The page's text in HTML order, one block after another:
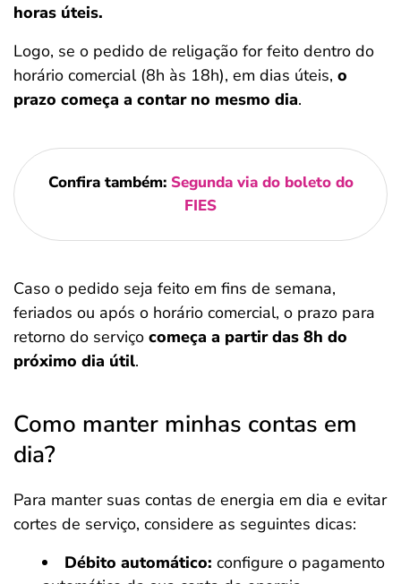
horas úteis.
Logo, se o pedido de religação for feito dentro do
horário comercial (8h às 18h), em dias úteis, o
prazo começa a contar no mesmo dia.
Confira também: Segunda via do boleto do
FIES
Caso o pedido seja feito em fins de semana,
feriados ou após o horário comercial, o prazo para
retorno do serviço começa a partir das 8h do
próximo dia útil.
Como manter minhas contas em
dia?
Para manter suas contas de energia em dia e evitar
cortes de serviço, considere as seguintes dicas:
Débito automático: configure o pagamento